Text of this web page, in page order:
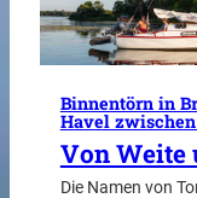
Binnentörn in
Havel
Von Weite
Die Namen von